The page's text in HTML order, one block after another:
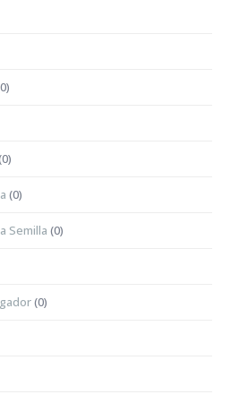
(0)
Semilla (0)
(0)